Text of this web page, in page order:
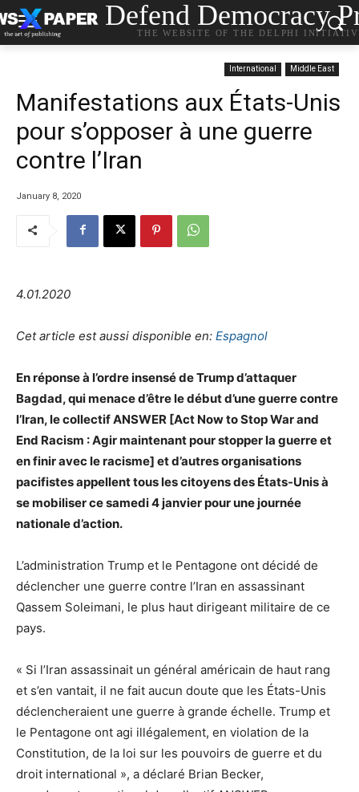
Defend Democracy
THE WEBSITE OF THE DELPHI
International Middle East
Manifestations aux États-Unis
pour s’opposer à une guerre
contre l’Iran
January 8, 2020
4.01.2020
Cet article est aussi disponible en: Espagnol
En réponse à l’ordre insensé de Trump d’attaquer
Bagdad, qui menace d’être le début d’une guerre contre
l’Iran, le collectif ANSWER [Act Now to Stop War and
End Racism : Agir maintenant pour stopper la guerre et
en finir avec le racisme] et d’autres organisations
pacifistes appellent tous les citoyens des États-Unis à
se mobiliser ce samedi 4 janvier pour une journée
nationale d’action.
L’administration Trump et le Pentagone ont décidé de
déclencher une guerre contre l’Iran en assassinant
Qassem Soleimani, le plus haut dirigeant militaire de ce
pays.
« Si l’Iran assassinait un général américain de haut rang
et s’en vantait, il ne fait aucun doute que les États-Unis
déclencheraient une guerre à grande échelle. Trump et
le Pentagone ont agi illégalement, en violation de la
Constitution, de la loi sur les pouvoirs de guerre et du
droit international », a déclaré Brian Becker,